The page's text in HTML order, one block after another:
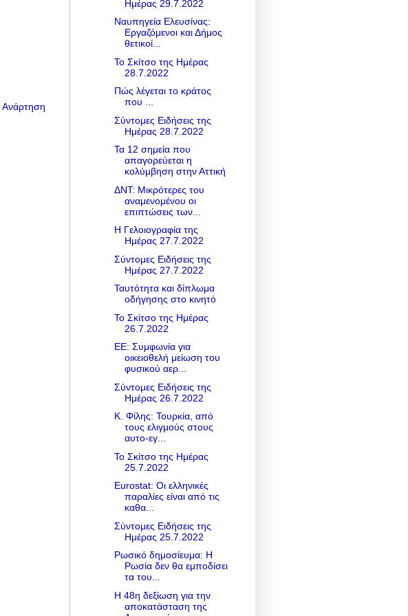
Ανάρτηση
Ημέρας 29.7.2022
Ναυπηγεία Ελευσίνας:
Εργαζόμενοι και Δήμος
θετικοί...
Το Σκίτσο της Ημέρας
28.7.2022
Πώς λέγεται το κράτος
που ...
Σύντομες Ειδήσεις της
Ημέρας 28.7.2022
Τα 12 σημεία που
απαγορεύεται η
κολύμβηση στην Αττική
ΔΝΤ: Μικρότερες του
αναμενομένου οι
επιπτώσεις των...
Η Γελοιογραφία της
Ημέρας 27.7.2022
Σύντομες Ειδήσεις της
Ημέρας 27.7.2022
Ταυτότητα και δίπλωμα
οδήγησης στο κινητό
Το Σκίτσο της Ημέρας
26.7.2022
ΕΕ: Συμφωνία για
οικειοθελή μείωση του
φυσικού αερ...
Σύντομες Ειδήσεις της
Ημέρας 26.7.2022
Κ. Φίλης: Τουρκία, από
τους ελιγμούς στους
αυτο-εγ...
Το Σκίτσο της Ημέρας
25.7.2022
Eurostat: Οι ελληνικές
παραλίες είναι από τις
καθα...
Σύντομες Ειδήσεις της
Ημέρας 25.7.2022
Ρωσικό δημοσίευμα: Η
Ρωσία δεν θα εμποδίσει
τα του...
Η 48η δεξίωση για την
αποκατάσταση της